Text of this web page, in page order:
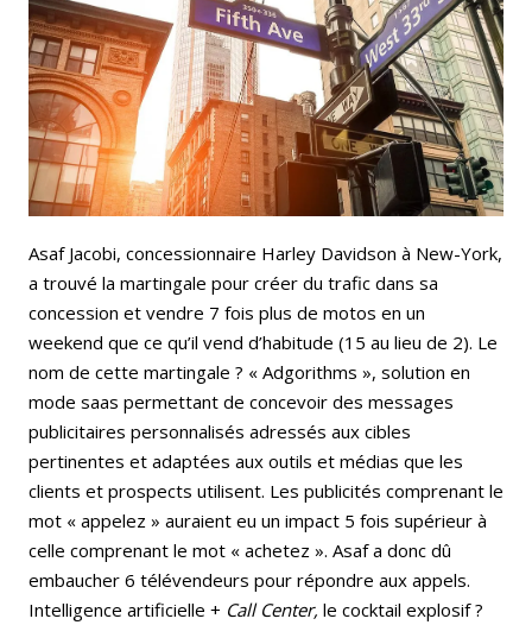
Email Facebook LinkedIn
Bluesky Whatsapp
Asaf Jacobi, concessionnaire Harley Davidson à New-York,
a trouvé la martingale pour créer du trafic dans sa
concession et vendre 7 fois plus de motos en un
weekend que ce qu’il vend d’habitude (15 au lieu de 2). Le
nom de cette martingale ? « Adgorithms », solution en
mode saas permettant de concevoir des messages
publicitaires personnalisés adressés aux cibles
pertinentes et adaptées aux outils et médias que les
clients et prospects utilisent. Les publicités comprenant le
mot « appelez » auraient eu un impact 5 fois supérieur à
celle comprenant le mot « achetez ». Asaf a donc dû
embaucher 6 télévendeurs pour répondre aux appels.
Intelligence artificielle + Call Center, le cocktail explosif ?